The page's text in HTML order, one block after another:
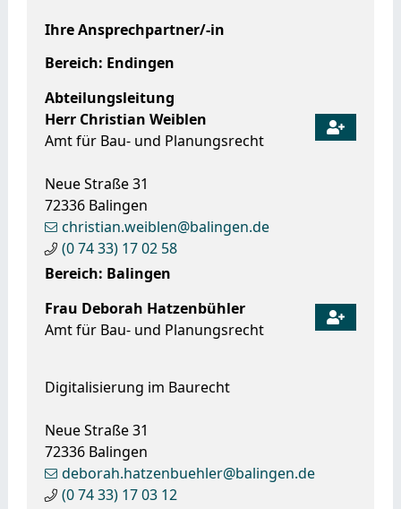
Ihre Ansprechpartner/-in
Bereich: Endingen
Abteilungsleitung
Herr Christian Weiblen
Amt für Bau- und Planungsrecht
Neue Straße 31
72336 Balingen
christian.weiblen@balingen.de
(07433) 1702 58
Bereich: Balingen
Frau Deborah Hatzenbühler
Amt für Bau- und Planungsrecht
Digitalisierung im Baurecht
Neue Straße 31
72336 Balingen
deborah.hatzenbuehler@balingen.de
(07433) 1703 12